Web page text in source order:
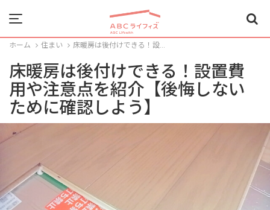
Menu
ホーム 住まい 床暖房は後付けできる！設...
床暖房は後付けできる！設置費
用や注意点を紹介【後悔しない
ために確認しよう】